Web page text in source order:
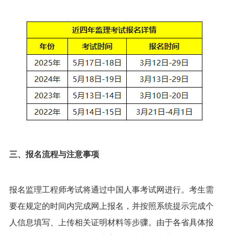
三、报名流程与注意事项
报名监理工程师考试将通过中国人事考试网进行。考生需
要在规定的时间内完成网上报名，并按照系统提示完成个
人信息填写、上传相关证明材料等步骤。由于各省具体报